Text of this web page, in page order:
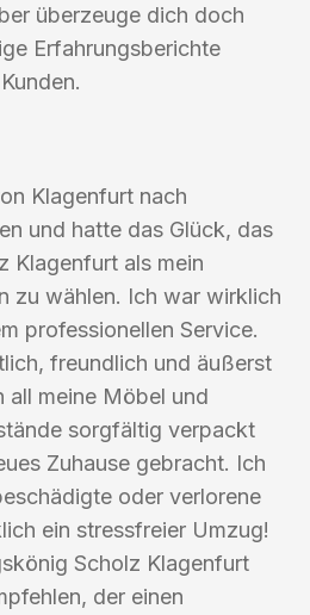
überzeuge dich doch
Erfahrungsberichte
Klagenfurt nach
und hatte das Glück, das
Klagenfurt als mein
zu wählen. Ich war wirklich
professionellen Service.
freundlich und äußerst
all meine Möbel und
sorgfältig verpackt
Zuhause gebracht. Ich
oder verlorene
ein stressfreier Umzug!
Scholz Klagenfurt
der einen